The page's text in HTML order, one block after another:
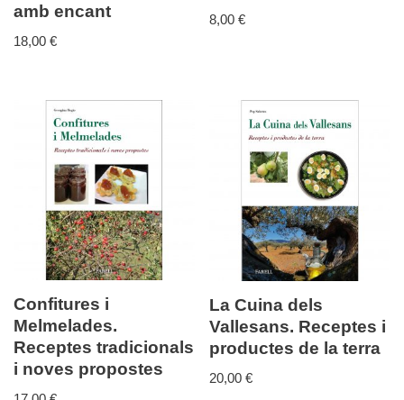
amb encant
18,00 €
8,00€
Confitures i
Melmelades.
Receptes tradicionals
i noves propostes
La Cuina dels
Vallesans. Receptes i
productes de la terra
20,00€